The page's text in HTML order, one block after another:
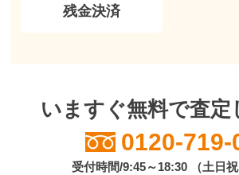
残金決済
いますぐ無料で査定
0120-719-
受付時間/9:45～18:30 （土日祝